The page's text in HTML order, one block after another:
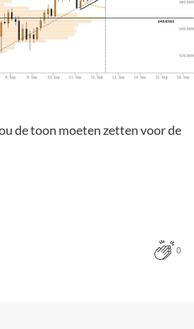
de toon moeten zetten voor de
0